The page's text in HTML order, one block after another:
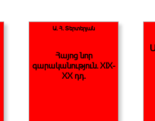
Ա. Հ. Տերտերյան
Հայոց նոր
գարականություն. XIX-
XX դդ.